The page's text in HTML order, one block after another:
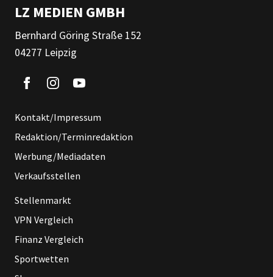
LZ MEDIEN GMBH
Bernhard Göring Straße 152
04277 Leipzig
Kontakt/Impressum
Redaktion/Terminredaktion
Werbung/Mediadaten
Verkaufsstellen
Stellenmarkt
VPN Vergleich
Finanz Vergleich
Sportwetten